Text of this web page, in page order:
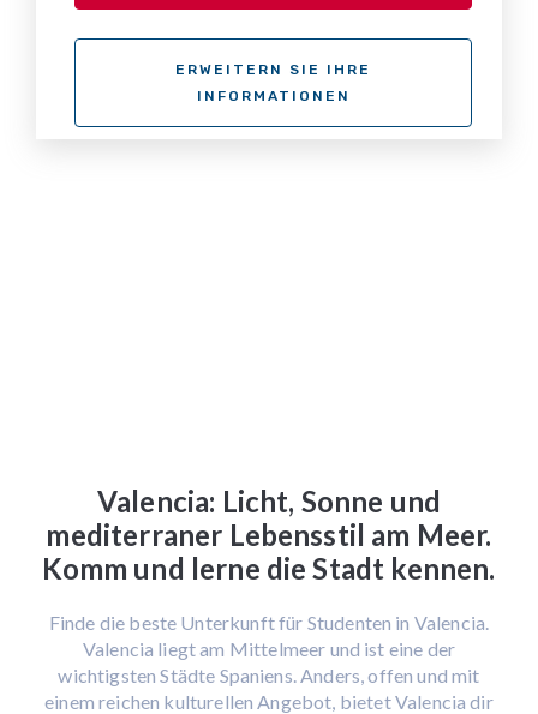
ERWEITERN SIE IHRE
INFORMATIONEN
Valencia: Licht, Sonne und
mediterraner Lebensstil am Meer.
Komm und lerne die Stadt kennen.
Finde die beste Unterkunft für Studenten in Valencia.
Valencia liegt am Mittelmeer und ist eine der
wichtigsten Städte Spaniens. Anders, offen und mit
einem reichen kulturellen Angebot, bietet Valencia dir